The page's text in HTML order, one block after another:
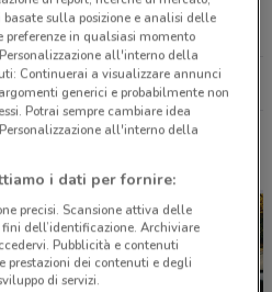
Tutti i negozi Peugeot
sulla posizione e analisi delle
in qualsiasi momento
all'interno della
Continuerai a visualizzare annunci
generici e probabilmente non
Potrai sempre cambiare idea
all'interno della
i dati per fornire:
precisi. Scansione attiva delle
dell’identificazione. Archiviare
Pubblicità e contenuti
prestazioni dei contenuti e degli
di servizi.